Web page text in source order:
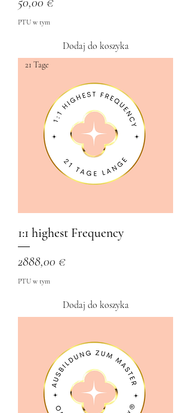
PTU w tym
Dodaj do koszyka
21 Tage
1:1 highest Frequency
Cena
2888,00 €
PTU w tym
Dodaj do koszyka